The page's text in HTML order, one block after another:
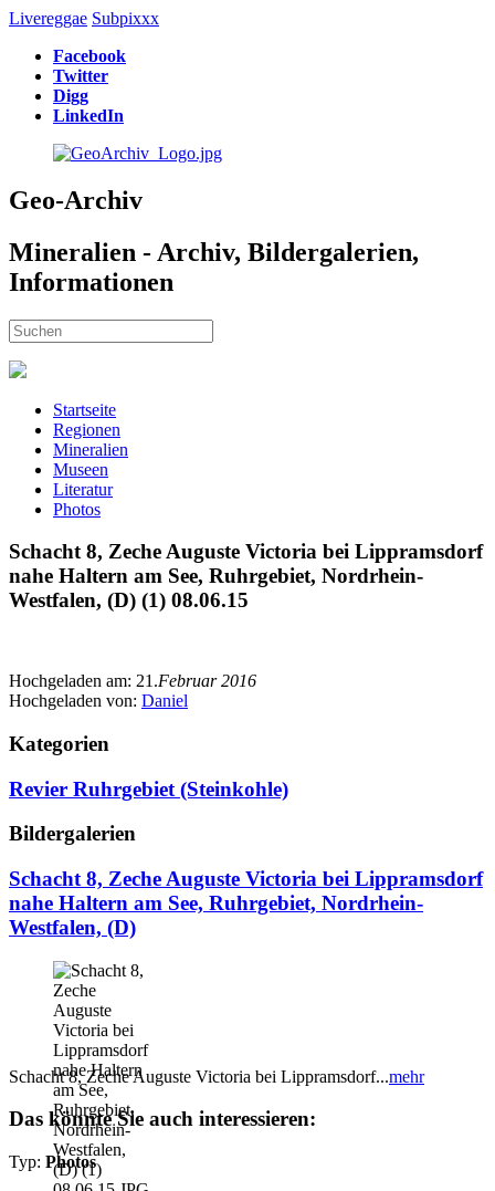
Livereggae Subpixxx
Facebook
Twitter
Digg
LinkedIn
Geo-Archiv
Mineralien - Archiv, Bildergalerien,
Informationen
Startseite
Regionen
Mineralien
Museen
Literatur
Photos
Schacht 8, Zeche Auguste Victoria bei Lippramsdorf
nahe Haltern am See, Ruhrgebiet, Nordrhein-
Westfalen, (D) (1) 08.06.15
Hochgeladen am: 21.Februar 2016
Hochgeladen von: Daniel
Kategorien
Revier Ruhrgebiet (Steinkohle)
Bildergalerien
Schacht 8, Zeche Auguste Victoria bei Lippramsdorf
nahe Haltern am See, Ruhrgebiet, Nordrhein-
Westfalen, (D)
Schacht 8, Zeche Auguste Victoria bei Lippramsdorf...mehr
Das könnte Sie auch interessieren:
Typ: Photos